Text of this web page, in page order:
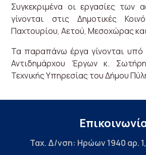
Συγκεκριμένα οι εργασίες των
γίνονται στις Δημοτικές
Παχτουρίου, Αετού, Μεσοχώρας
Τα παραπάνω έργα γίνονται υπό
Αντιδημάρχου Έργων κ.
Τεχνικής Υπηρεσίας του Δήμου
Ταχ. Δ/νση: Ηρώων 1940 αρ.